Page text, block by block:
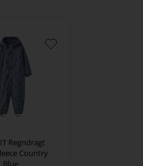
Regndragt
Country
Blue